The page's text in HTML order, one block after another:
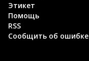
Этикет
Помощь
RSS
Сообщить об ошибке